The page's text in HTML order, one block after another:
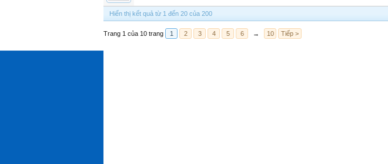
Hiển thị kết quả từ 1 đến 20 của 200
Trang 1 của 10 trang 1 2 3 4 5 6 → 10 Tiếp >